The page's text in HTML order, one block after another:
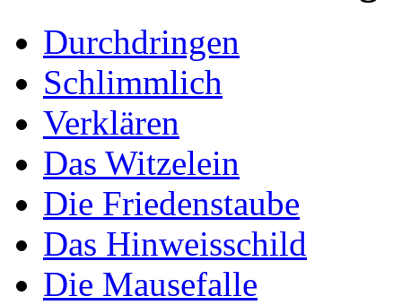
Durchdringen
Schlimmlich
Verklären
Das Witzelein
Die Friedenstaube
Das Hinweisschild
Die Mausefalle